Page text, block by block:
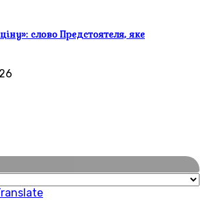
слово Предстоятеля, яке